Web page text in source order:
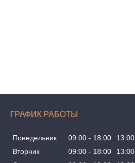
ГРАФИК РАБОТЫ
Понедельник 09:00 18:00 13:00
Вторник
09:00 18:00 13:00